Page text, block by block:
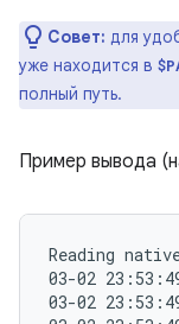
Совет: для
уже находится в
полный путь.
Пример вывода
Reading
03-02
03-02